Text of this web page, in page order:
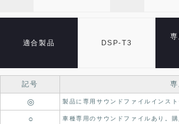
適合製品 DSP-T3
記号
◎ 製品に専用サウンドファイルインス
○ 車種専用のサウンドファイルあり。